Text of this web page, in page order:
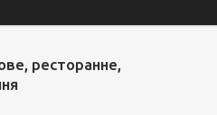
ресторанне,